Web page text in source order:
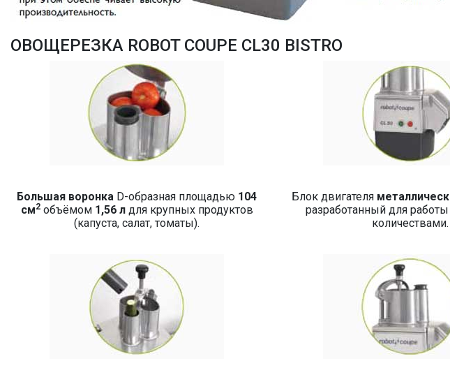
ОВОЩЕРЕЗКА ROBOT COUPE CL30 BISTRO
Большая воронка D-образная площадью 104
см2объёмом 1,56 лдля крупных продуктов
(капуста, салат, томаты).
Блок двигателя
разработанный для
количествами.